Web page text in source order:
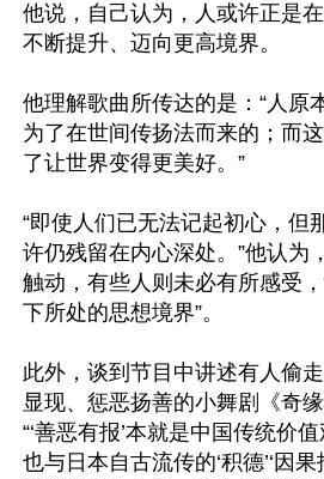
他说，自己认为，人或许正是
不断提升、迈向更高境界。
他理解歌曲所传达的是：“人原
为了在世间传扬法而来的；而
了让世界变得更美好。”
“即使人们已无法记起初心，但
许仍残留在内心深处。”他认为
触动，有些人则未必有所感受
下所处的思想境界”。
此外，谈到节目中讲述有人偷
显现、惩恶扬善的小舞剧《奇
“‘善恶有报’本就是中国传统价
也与日本自古流传的‘积德’‘因果